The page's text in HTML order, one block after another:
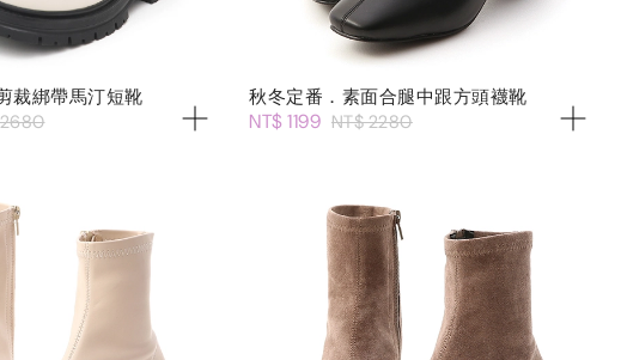
裁綁帶馬汀短靴 秋冬定番．素面合腿中跟方頭襪靴
NT$ 1199 NT$ 2280